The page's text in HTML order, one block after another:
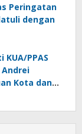
Peringatan
dengan
PPAS
Andrei
Kota dan